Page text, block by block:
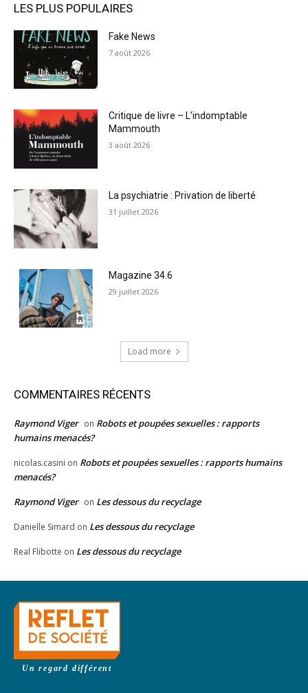
LES PLUS POPULAIRES
Fake News
7 août 2026
Critique de livre – L’indomptable
Mammouth
3 août 2026
La psychiatrie : Privation de liberté
31 juillet 2026
Magazine 34.6
29 juillet 2026
Load more
COMMENTAIRES RÉCENTS
Raymond Viger on Robots et poupées sexuelles : rapports
humains menacés?
nicolas.casini on Robots et poupées sexuelles : rapports humains
menacés?
Raymond Viger on Les dessous du recyclage
Danielle Simard on Les dessous du recyclage
Real Flibotte on Les dessous du recyclage
Un regard différent